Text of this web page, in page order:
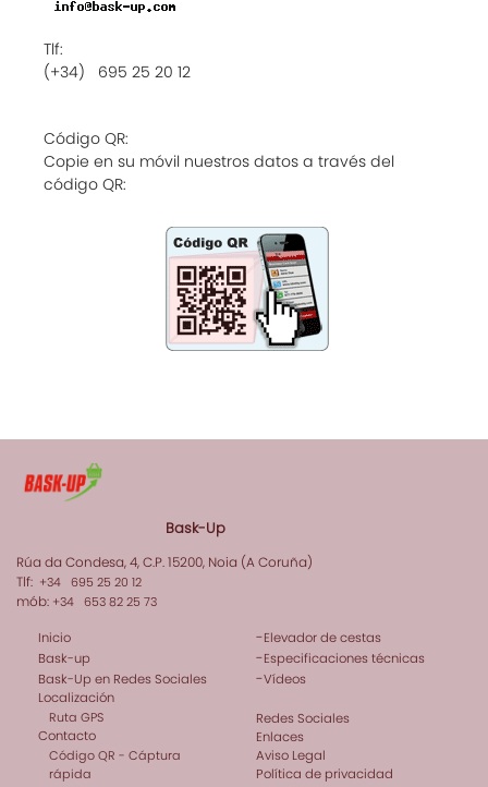
Tlf:
(+34) 695 25 20 12
Código QR:
Copie en su móvil nuestros datos a través del
código QR:
Bask-Up
Rúa da Condesa, 4, C.P. 15200, Noia (A Coruña)
Tlf: +34 695 25 20 12
mób: +34 653 82 25 73
Inicio
Bask-up
Bask-Up en Redes Sociales
Localización
Ruta GPS
Contacto
Código QR - Cáptura
rápida
-Elevador de cestas
-Especificaciones técnicas
-Vídeos
Redes Sociales
Enlaces
Aviso Legal
Política de privacidad